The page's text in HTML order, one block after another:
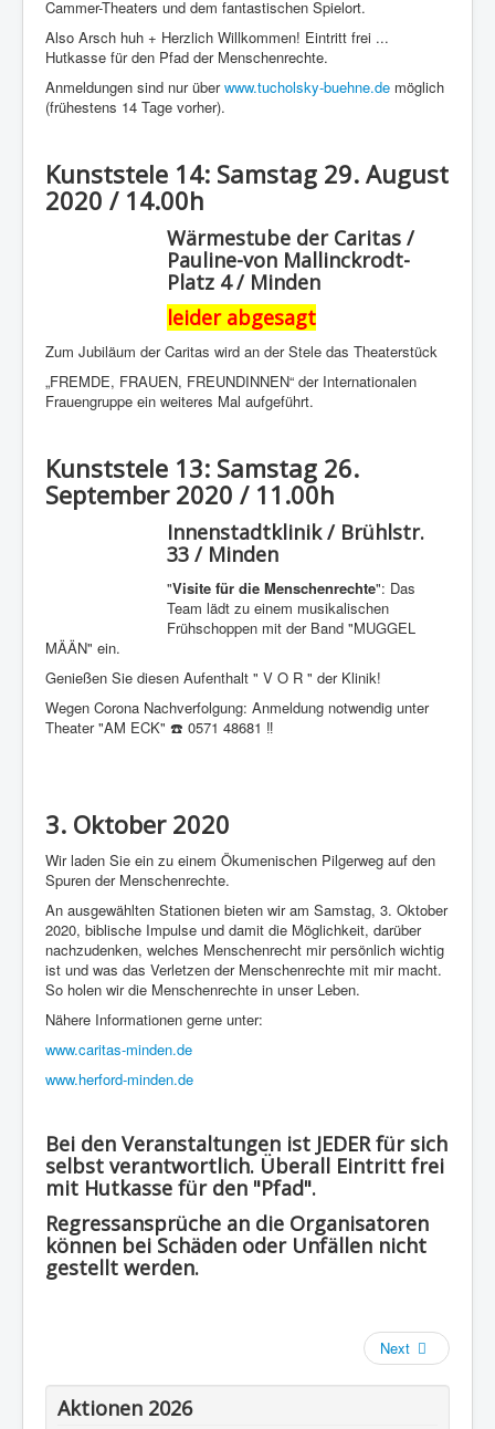
Cammer-Theaters und dem fantastischen Spielort.
Also Arsch huh + Herzlich Willkommen! Eintritt frei ...
Hutkasse für den Pfad der Menschenrechte.
Anmeldungen sind nur überwww.tucholsky-buehne.de möglich
(frühestens 14 Tage vorher).
Kunststele 14: Samstag 29. August
2020 / 14.00h
Wärmestube der Caritas /
Pauline-von Mallinckrodt-
Platz 4 / Minden
leider abgesagt
Zum Jubiläum der Caritas wird an der Stele das Theaterstück
„FREMDE, FRAUEN, FREUNDINNEN“ der Internationalen
Frauengruppe ein weiteres Mal aufgeführt.
Kunststele 13: Samstag 26.
September 2020 / 11.00h
Innenstadtklinik / Brühlstr.
33 / Minden
"Visite für die Menschenrechte": Das
Team lädt zu einem musikalischen
Frühschoppen mit der Band "MUGGEL
MÄÄN" ein.
Genießen Sie diesen Aufenthalt " V O R " der Klinik!
Wegen Corona Nachverfolgung: Anmeldung notwendig unter
Theater "AM ECK" ☎️ 0571 48681 ‼
3. Oktober 2020
Wir laden Sie ein zu einem Ökumenischen Pilgerweg auf den
Spuren der Menschenrechte.
An ausgewählten Stationen bieten wir am Samstag, 3. Oktober
2020, biblische Impulse und damit die Möglichkeit, darüber
nachzudenken, welches Menschenrecht mir persönlich wichtig
ist und was das Verletzen der Menschenrechte mit mir macht.
So holen wir die Menschenrechte in unser Leben.
Nähere Informationen gerne unter:
www.caritas-minden.de
www.herford-minden.de
Bei den Veranstaltungen ist JEDER für sich
selbst verantwortlich. Überall Eintritt frei
mit Hutkasse für den "Pfad".
Regressansprüche an die Organisatoren
können bei Schäden oder Unfällen nicht
gestellt werden.
Next
Aktionen 2026